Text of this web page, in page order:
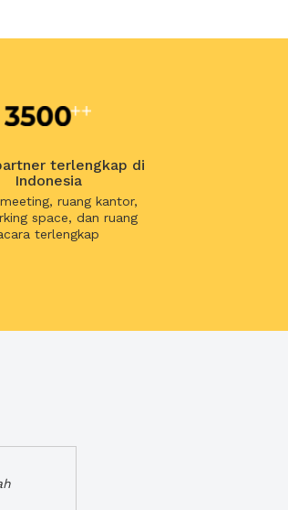
terlengkap di
Indonesia
ruang kantor,
space, dan ruang
terlengkap